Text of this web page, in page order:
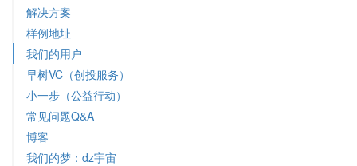
解决方案
样例地址
我们的用户
早树VC（创投服务）
小一步（公益行动）
常见问题Q&A
博客
我们的梦：dz宇宙